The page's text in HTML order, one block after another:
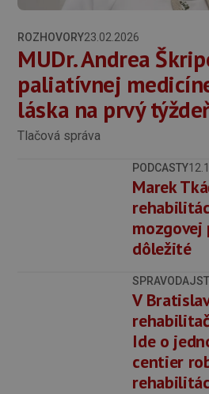
ROZHOVORY23.02.2026
MUDr. Andrea
paliatívnej
láska na prvý
Tlačová správa
PODCASTY
Marek
dôležité
V
Ide o
centier